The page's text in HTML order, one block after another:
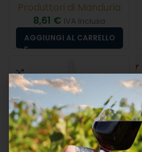
Produttori di Manduria
8,61 € IVA Inclusa
AGGIUNGI AL CARRELLO